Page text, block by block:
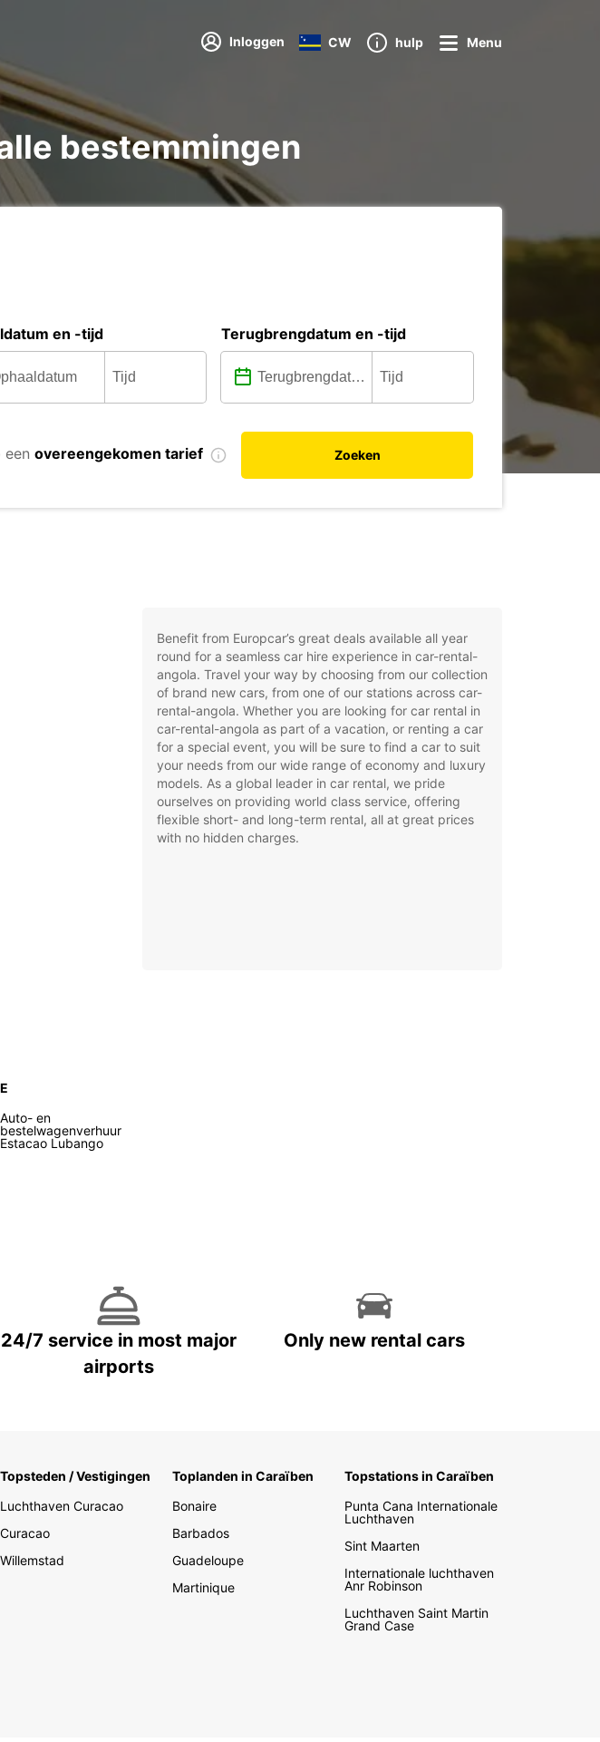
Inloggen CW hulp Menu
bestemmingen
en -tijd Terugbrengdatum en -tijd
een overeengekomen tarief Zoeken
Benefit from Europcar’s great deals available all year
round for a seamless car hire experience in car-rental-
angola. Travel your way by choosing from our collection
of brand new cars, from one of our stations across car-
rental-angola. Whether you are looking for car rental in
car-rental-angola as part of a vacation, or renting a car
for a special event, you will be sure to find a car to suit
your needs from our wide range of economy and luxury
models. As a global leader in car rental, we pride
ourselves on providing world class service, offering
flexible short- and long-term rental, all at great prices
with no hidden charges.
E
Auto- en
bestelwagenverhuur
Estacao Lubango
24/7 service in most major
airports
Only new rental cars
Topsteden / Vestigingen
Luchthaven Curacao
Curacao
Willemstad
Toplanden in Caraïben
Bonaire
Barbados
Guadeloupe
Martinique
Topstations in Caraïben
Punta Cana Internationale
Luchthaven
Sint Maarten
Internationale luchthaven
Anr Robinson
Luchthaven Saint Martin
Grand Case